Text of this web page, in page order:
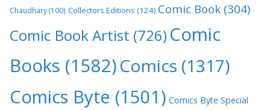
Chaudhary (100) Collectors Editions (124) Comic Book (304)
Comic Book Artist (726) Comic
Books (1582)Comics (1317)
Comics Byte (1501) Comics Byte Special